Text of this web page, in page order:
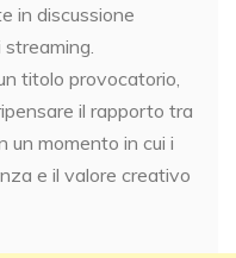
in discussione
titolo provocatorio,
il rapporto tra
un momento in cui i
e il valore creativo